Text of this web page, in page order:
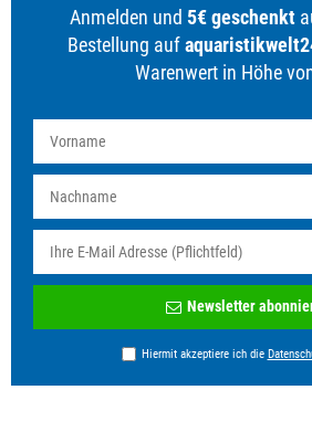
Anmelden und 5€ geschenkt
Bestellung auf
Warenwert in Höhe
Newsletter
Hiermit akzeptiere ich die